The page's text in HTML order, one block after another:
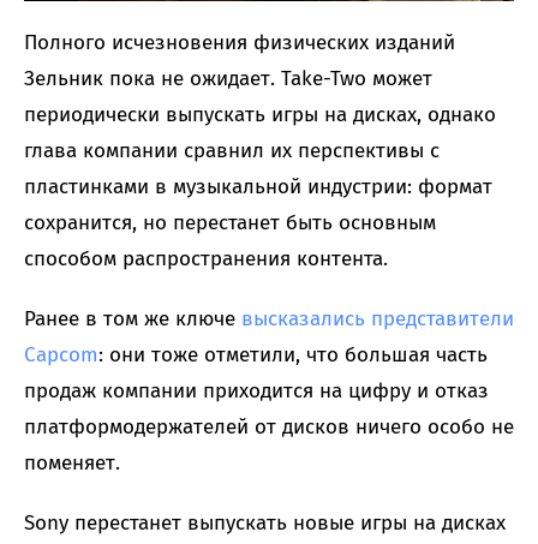
Полного исчезновения физических изданий
Зельник пока не ожидает. Take-Two может
периодически выпускать игры на дисках, однако
глава компании сравнил их перспективы с
пластинками в музыкальной индустрии: формат
сохранится, но перестанет быть основным
способом распространения контента.
Ранее в том же ключе высказались представители
Capcom: они тоже отметили, что большая часть
продаж компании приходится на цифру и отказ
платформодержателей от дисков ничего особо не
поменяет.
Sony перестанет выпускать новые игры на дисках